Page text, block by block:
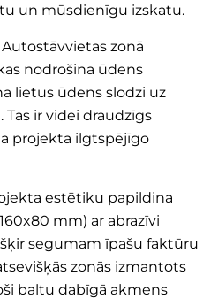
un mūsdienīgu izskatu.
zonā
nodrošina ūdens
lietus ūdens slodzi uz
Tas ir videi draudzīgs
projekta ilgtspējīgo
estētiku papildina
mm) ar abrazīvi
segumam īpašu faktūru
zonās izmantots
baltu dabīgā akmens